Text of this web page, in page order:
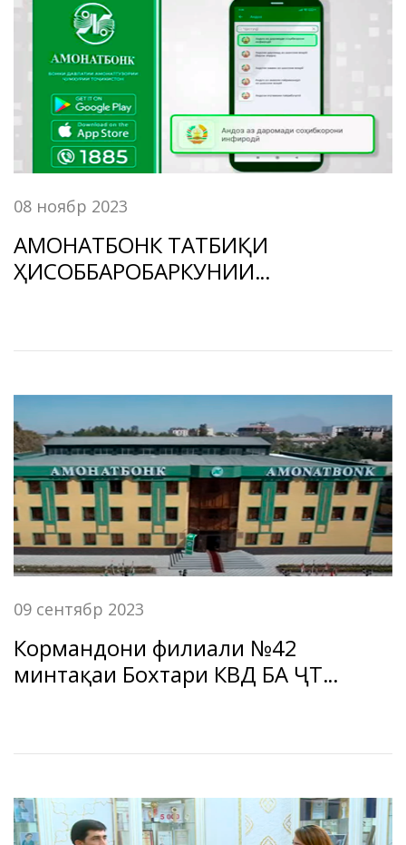
08 ноябр 2023
АМОНАТБОНК ТАТБИҚИ
ҲИСОББАРОБАРКУНИИ
09 сентябр 2023
Кормандони филиали №42
минтақаи Бохтари КВД БА ҶТ
09.09.2023 ш. Бохтар